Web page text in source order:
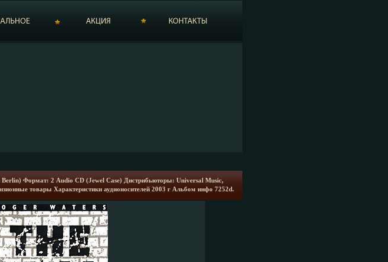
Формат: 2 Audio CD (Jewel Case) Дистрибьюторы: Universal Music,
товары Характеристики аудионосителей 2003 г Альбом инфо 7252d.